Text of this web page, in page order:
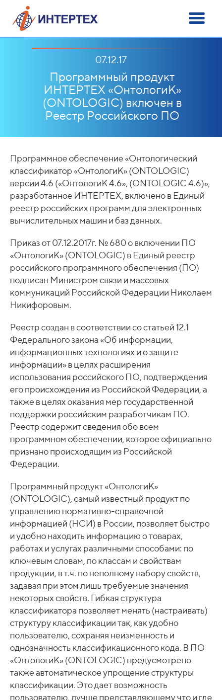
07.12.17
Программный продукт
ИНТЕРТЕХ «ОнтологиК»
(ONTOLOGIC) включен в
Реестр Российского ПО
Программное обеспечение «Онтологический
классификатор «ОнтологиК» (ONTOLOGIC)
версии 4.6 («ОнтологиК 4.6», (ONTOLOGIC 4.6)»,
разработанное ИНТЕРТЕХ, включено в Единый
реестр российских программ для электронных
вычислительных машин и баз данных.
Приказ от 07.12.2017г. № 680 о включении ПО
«ОнтологиК» (ONTOLOGIC) в Единый реестр
российского программного обеспечения (ПО)
подписан Министром связи и массовых
коммуникаций Российской Федерации Николаем
Никифоровым.
Реестр создан в соответствии со статьей 12.1
Федерального закона «Об информации,
информационных технологиях и о защите
информации» в целях расширения
использования российского ПО, подтверждения
его происхождения из Российской Федерации, а
также в целях оказания мер государственной
поддержки российским разработчикам ПО.
Реестр содержит сведения обо всем
программном обеспечении, которое официально
признано происходящим из Российской
Федерации.
Программный продукт «ОнтологиК»
(ONTOLOGIC), самый известный продукт по
управлению нормативно-справочной
информацией (НСИ) в России, позволяет быстро
и удобно находить информацию о товарах,
работах и услугах различными способами: по
ключевым словам, по классам и свойствам
продукции, в т.ч. по неполному набору свойств,
задавая при этом лишь требуемые значения
некоторых свойств. Гибкая структура
классификатора позволяет менять (настраивать)
структуру классификации так, как удобно
пользователю, сохраняя неизменность и
однозначность классификационного кода. В ПО
«ОнтологиК» (ONTOLOGIC) предусмотрено
также автоматическое упрощение структуры
классификации. Это дает возможность
пользователю, лучше представляющему что и где